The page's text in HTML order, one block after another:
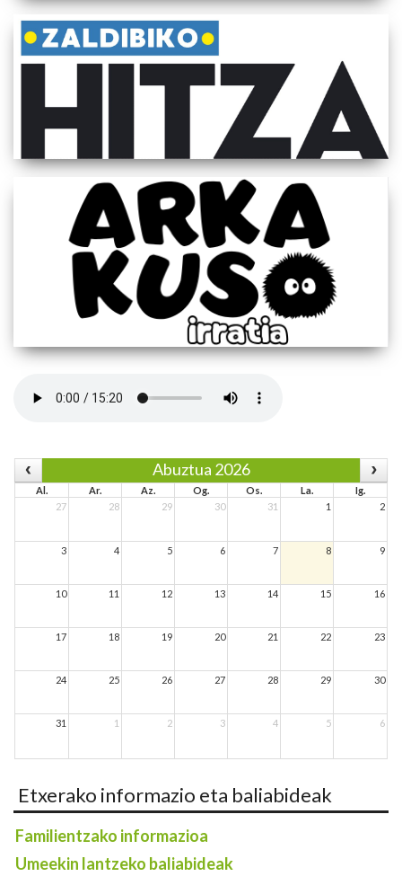
Abuztua 2026
Al. Ar. Az. Og. Os. La.
Ig.
27
28 29 30 31 1 2
3 4 5 6 7 8 9
10 11 12 13 14 15 16
17 18 19 20 21 22 23
24 25 26 27 28 29 30
31 1 2 3 4 5 6
Etxerako informazio eta baliabideak
Familientzako informazioa
Umeekin lantzeko baliabideak